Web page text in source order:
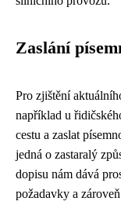
Zaslání
Pro zjištění
například u
cestu a zaslat
jedná o zastaralý
dopisu nám dává
požadavky a